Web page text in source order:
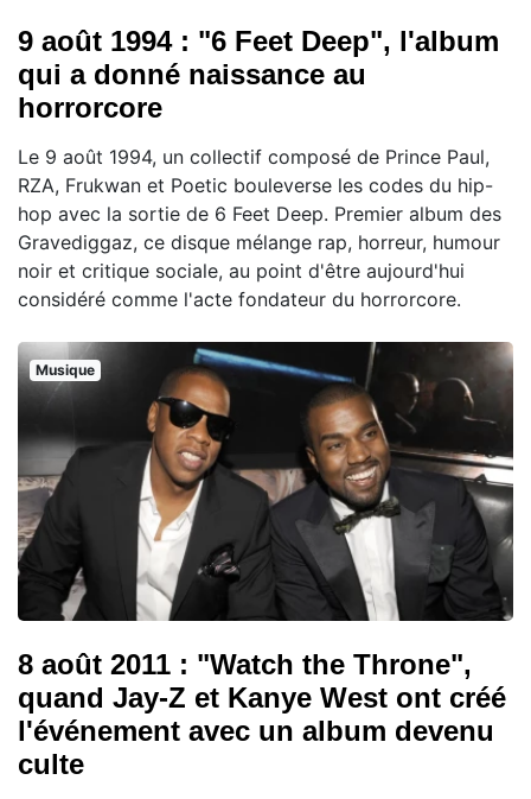
9 août 1994 : "6 Feet Deep", l'album
qui a donné naissance au
horrorcore
Le 9 août 1994, un collectif composé de Prince Paul,
RZA, Frukwan et Poetic bouleverse les codes du hip-
hop avec la sortie de 6 Feet Deep. Premier album des
Gravediggaz, ce disque mélange rap, horreur, humour
noir et critique sociale, au point d'être aujourd'hui
considéré comme l'acte fondateur du horrorcore.
Musique
8 août 2011 : "Watch the Throne",
quand Jay-Z et Kanye West ont créé
l'événement avec un album devenu
culte